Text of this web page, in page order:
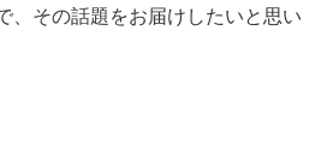
、その話題をお届けしたいと思い